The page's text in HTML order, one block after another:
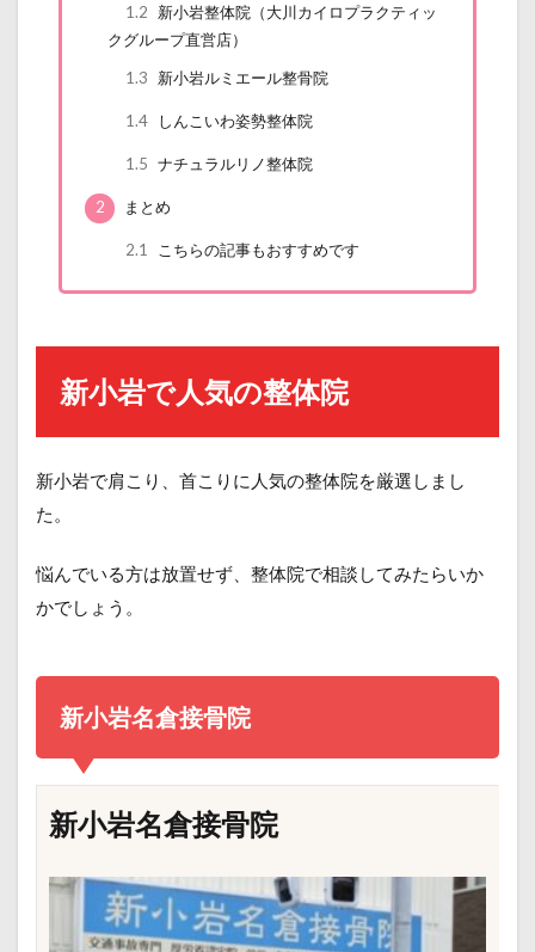
1.2
新小岩整体院（大川カイロプラクティッ
クグループ直営店）
1.3
新小岩ルミエール整骨院
1.4 しんこいわ姿勢整体院
1.5 ナチュラルリノ整体院
2 まとめ
2.1 こちらの記事もおすすめです
新小岩で人気の整体院
新小岩で肩こり、首こりに人気の整体院を厳選しまし
た。
悩んでいる方は放置せず、整体院で相談してみたらいか
かでしょう。
新小岩名倉接骨院
新小岩名倉接骨院